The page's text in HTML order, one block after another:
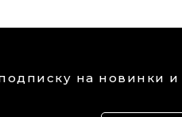
на новинки и